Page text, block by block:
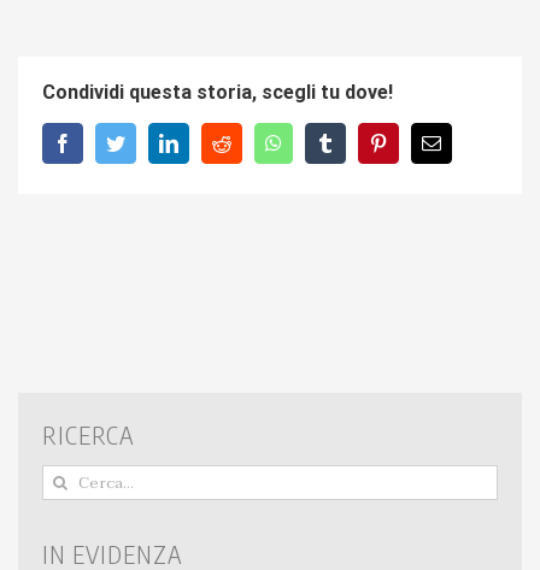
Condividi questa storia, scegli tu dove!
facebooktwitter linkedinreddit whatsapptumblr pinterestEmail
RICERCA
Cerca
per:
IN EVIDENZA